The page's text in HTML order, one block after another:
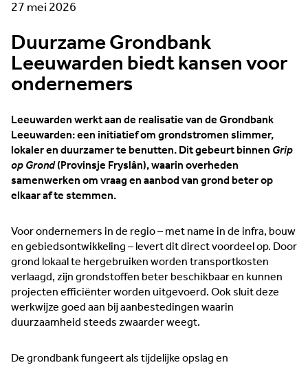
27 mei 2026
Duurzame Grondbank
Leeuwarden biedt kansen voor
ondernemers
Leeuwarden werkt aan de realisatie van de Grondbank
Leeuwarden: een initiatief om grondstromen slimmer,
lokaler en duurzamer te benutten. Dit gebeurt binnen Grip
op Grond (Provinsje Fryslân), waarin overheden
samenwerken om vraag en aanbod van grond beter op
elkaar af te stemmen.
Voor ondernemers in de regio – met name in de infra, bouw
en gebiedsontwikkeling – levert dit direct voordeel op. Door
grond lokaal te hergebruiken worden transportkosten
verlaagd, zijn grondstoffen beter beschikbaar en kunnen
projecten efficiënter worden uitgevoerd. Ook sluit deze
werkwijze goed aan bij aanbestedingen waarin
duurzaamheid steeds zwaarder weegt.
De grondbank fungeert als tijdelijke opslag en